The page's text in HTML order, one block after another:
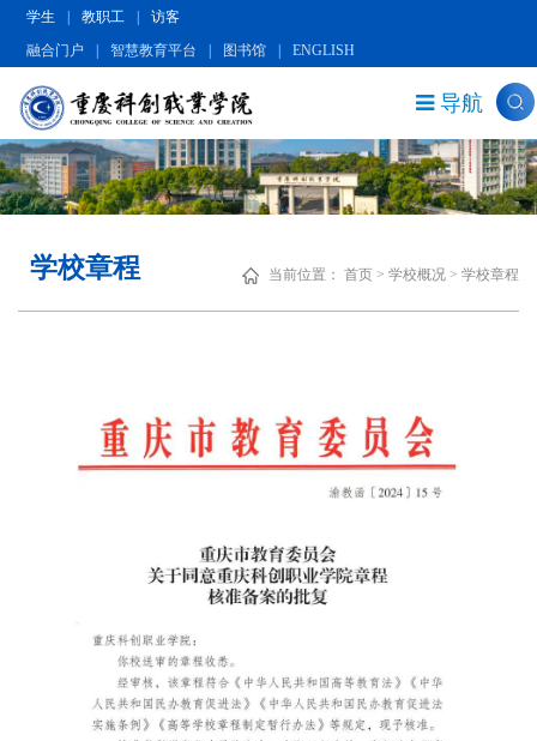
学生 教职工
访客
融合门户
智慧教育平台 图书馆 ENGLISH
导航
学校章程 当前位置： 首页 > 学校概况 > 学校章程